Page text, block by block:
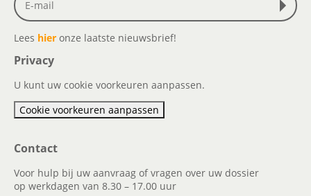
Lees hier onze laatste nieuwsbrief!
Privacy
U kunt uw cookie voorkeuren aanpassen.
Cookie voorkeuren aanpassen
Contact
Voor hulp bij uw aanvraag of vragen over uw dossier
op werkdagen van 8.30 – 17.00 uur